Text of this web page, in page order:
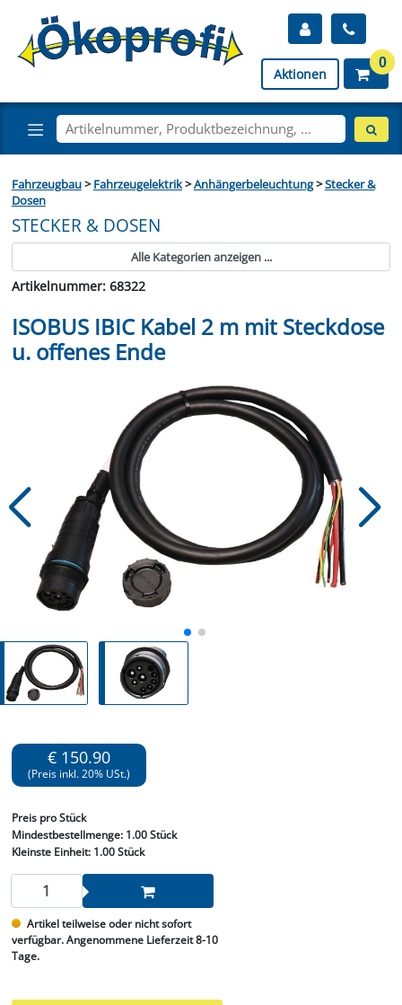
Aktionen
0
Fahrzeugbau>Fahrzeugelektrik>Anhängerbeleuchtung>Stecker &
Dosen
STECKER & DOSEN
Alle Kategorien anzeigen ...
Artikelnummer: 68322
ISOBUS IBIC Kabel 2 m mit Steckdose
u. offenes Ende
€ 150.90
(Preis inkl. 20% USt.)
Preis pro Stück
Mindestbestellmenge: 1.00 Stück
Kleinste Einheit:1.00 Stück
Artikel teilweise oder nicht sofort
verfügbar. Angenommene Lieferzeit 8-10
Tage.